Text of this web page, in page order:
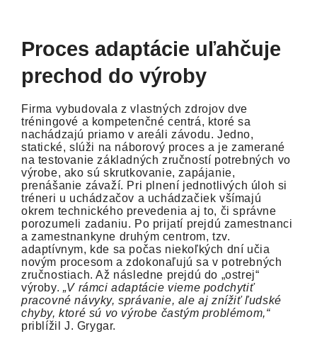
Proces adaptácie uľahčuje
prechod do výroby
Firma vybudovala z vlastných zdrojov dve
tréningové a kompetenčné centrá, ktoré sa
nachádzajú priamo v areáli závodu. Jedno,
statické, slúži na náborový proces a je zamerané
na testovanie základných zručností potrebných vo
výrobe, ako sú skrutkovanie, zapájanie,
prenášanie závaží. Pri plnení jednotlivých úloh si
tréneri u uchádzačov a uchádzačiek všímajú
okrem technického prevedenia aj to, či správne
porozumeli zadaniu. Po prijatí prejdú zamestnanci
a zamestnankyne druhým centrom, tzv.
adaptívnym, kde sa počas niekoľkých dní učia
novým procesom a zdokonaľujú sa v potrebných
zručnostiach. Až následne prejdú do „ostrej“
výroby. „V rámci adaptácie vieme podchytiť
pracovné návyky, správanie, ale aj znížiť ľudské
chyby, ktoré sú vo výrobe častým problémom,“
priblížil J. Grygar.